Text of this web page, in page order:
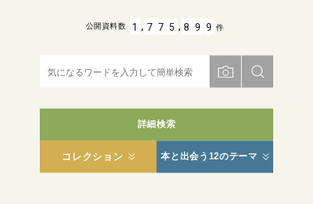
詳細検索
コレクション 本と出会う12のテーマ
公開資料数 1 , 7 7 5 , 8 9 9 件